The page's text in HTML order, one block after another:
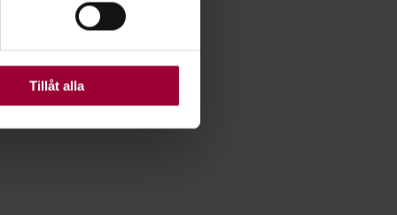
Vissa kakor är
Tillåt alla